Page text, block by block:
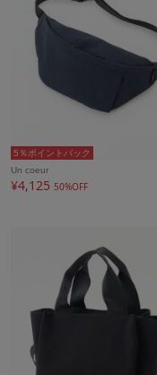
5％ポイントバック
Un coeur
¥4,125 50%OFF